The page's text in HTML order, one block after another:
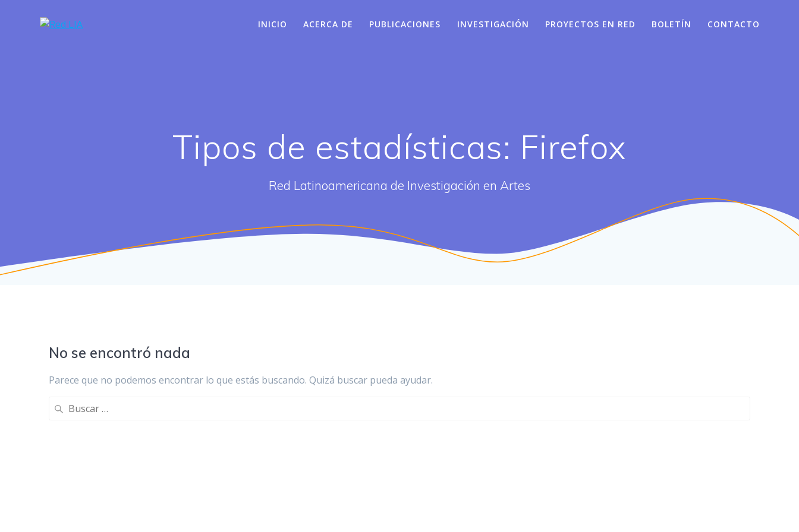
INICIO ACERCA DE PUBLICACIONES INVESTIGACIÓN PROYECTOS EN RED BOLETÍN CONTACTO
Tipos de estadísticas: Firefox
Red Latinoamericana de Investigación en Artes
No se encontró nada
Parece que no podemos encontrar lo que estás buscando. Quizá buscar pueda ayudar.